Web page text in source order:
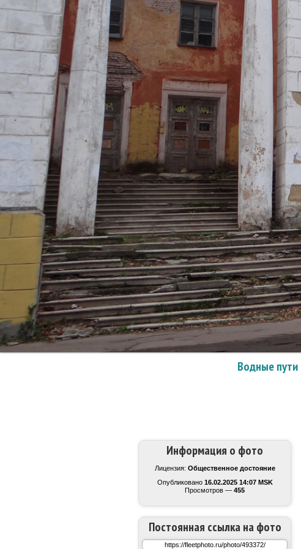
Водные пути
Информация о фото
Лицензия: Общественное достояние
Опубликовано 16.02.2025 14:07 MSK
Просмотров — 455
Постоянная ссылка на фото